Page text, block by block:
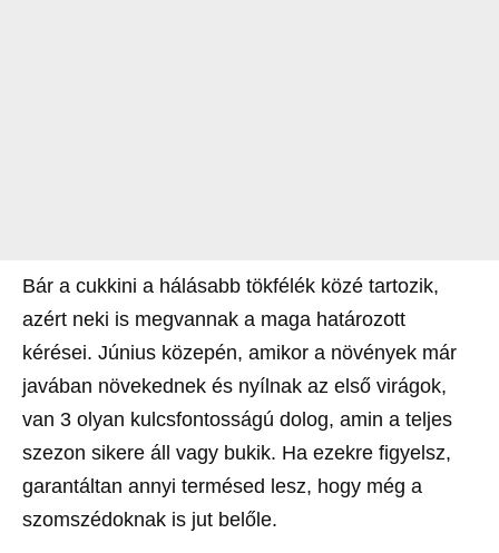
Bár a cukkini a hálásabb tökfélék közé tartozik,
azért neki is megvannak a maga határozott
kérései. Június közepén, amikor a növények már
javában növekednek és nyílnak az első virágok,
van 3 olyan kulcsfontosságú dolog, amin a teljes
szezon sikere áll vagy bukik. Ha ezekre figyelsz,
garantáltan annyi termésed lesz, hogy még a
szomszédoknak is jut belőle.